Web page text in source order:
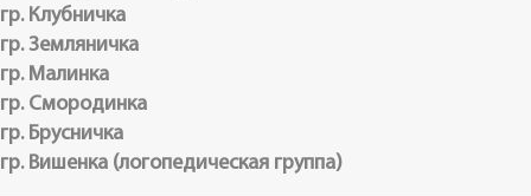
гр. Клубничка
гр. Земляничка
гр. Малинка
гр. Смородинка
гр. Брусничка
гр. Вишенка (логопедическая группа)